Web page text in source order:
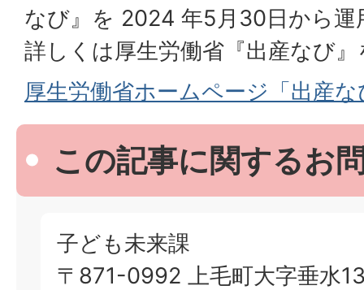
なび』を 2024 年5月30日から運
詳しくは厚生労働省『出産なび
厚生労働省ホームページ「出産
この記事に関するお
子ども未来課
〒871-0992 上毛町大字垂水